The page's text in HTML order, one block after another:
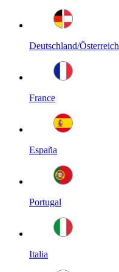
Deutschland/Österreich
France
España
Portugal
Italia